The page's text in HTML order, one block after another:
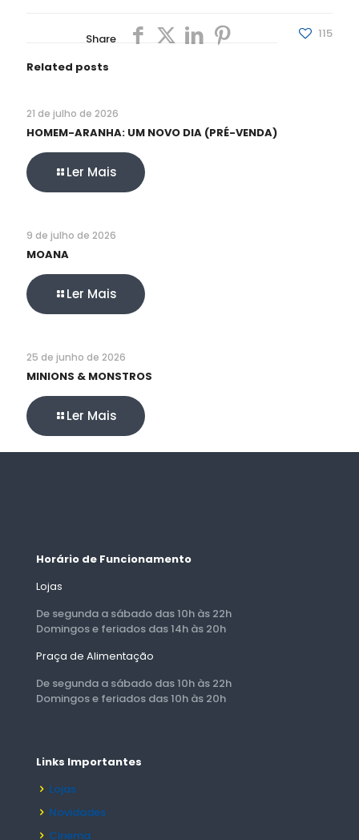
Share 115
Related posts
21 de julho de 2026
HOMEM-ARANHA: UM NOVO DIA (PRÉ-VENDA)
Ler Mais
9 de julho de 2026
MOANA
Ler Mais
25 de junho de 2026
MINIONS & MONSTROS
Ler Mais
Horário de Funcionamento
Lojas
De segunda a sábado das 10h às 22h
Domingos e feriados das 14h às 20h
Praça de Alimentação
De segunda a sábado das 10h às 22h
Domingos e feriados das 10h às 20h
Links Importantes
Lojas
Novidades
Cinema